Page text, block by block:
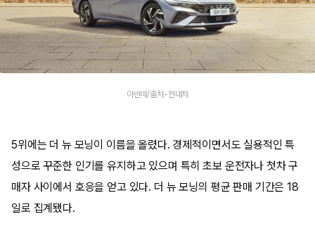
아반떼/출처-현대차
5위에는 더 뉴 모닝이 이름을 올렸다. 경제적이면서도 실용적인 특
성으로 꾸준한 인기를 유지하고 있으며 특히 초보 운전자나 첫차 구
매자 사이에서 호응을 얻고 있다. 더 뉴 모닝의 평균 판매 기간은 18
일로 집계됐다.